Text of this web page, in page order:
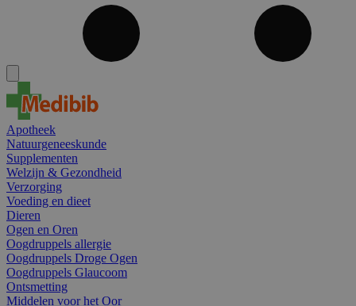
Apotheek
Natuurgeneeskunde
Supplementen
Welzijn & Gezondheid
Verzorging
Voeding en dieet
Dieren
Ogen en Oren
Oogdruppels allergie
Oogdruppels Droge Ogen
Oogdruppels Glaucoom
Ontsmetting
Middelen voor het Oor